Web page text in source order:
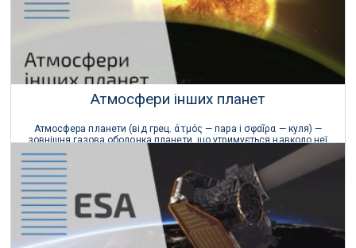
Атмосфери інших планет
Атмосфера планети (від грец. άτμός — пара і σφαῖρα — куля) —
зовнішня газова оболонка планети, що утримується навколо неї
гравітацією.
28 Травня 2020 р.